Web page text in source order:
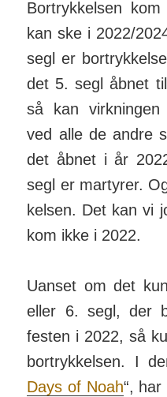
Bortrykkelsen
kan ske i 2022/
segl er
det 5. segl åbnet
så kan
ved alle de andre
det åbnet i år
segl er mar­tyrer.
kelsen. Det kan vi
kom ikke i 2022.
Uanset om det
eller 6. segl, der
festen i 2022, så
bort­ryk­kelsen. I
Days of Noah“,